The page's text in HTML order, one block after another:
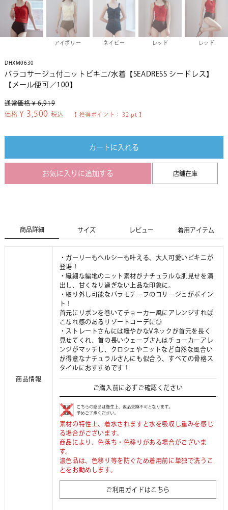
アイボリー ネイビー レッド レッド
DHXM0630
バラコサージュ付ニットビキニ/水着【SEADRESS シードレス】
【メール便可／100】
通常価格 ¥ 6,919
価格 ¥ 3,500 税込 【 獲得ポイント： 32 pt 】
カートに入れる
お気に入りに追加する 店舗在庫
商品詳細 サイズ レビュー 着用アイテム
商品情報
・ガーリーもヘルシーも叶える、大人可愛いビキニが
登場！
・繊細な編地のニット素材がナチュラルな肌見せを演
出し、甘くなり過ぎない上品な印象に。
・取り外し可能なバラモチーフのコサージュがポイン
ト！
首元にリボンを巻いてチョーカー風にアレンジすれば
こなれ感のあるリゾートコーデに◎
・ストレートさんには緩やかなVネックが首元を長く
見せてくれ、首の長いウェーブさんはチョーカーアレ
ンジがマッチし、クロシェやニットなど自然な風合い
が得意なナチュラルさんにも似合う、すべての骨格ス
タイルにおすすめです！
ご購入前に必ずご確認ください
素材の特性上、着水されますと水を吸収し重みを感じ
る場合がございます。
商品により、色落ち・色移りがある場合がございま
す。
濃色品は、色移り等を防ぐため着用前に単独で洗うこ
とをお勧めします。
ご利用ガイドはこちら